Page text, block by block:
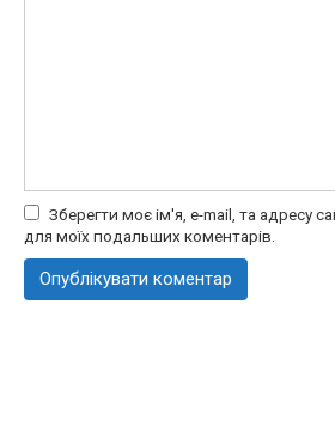
Зберегти моє ім'я, e-mail, та адресу
для моїх подальших коментарів.